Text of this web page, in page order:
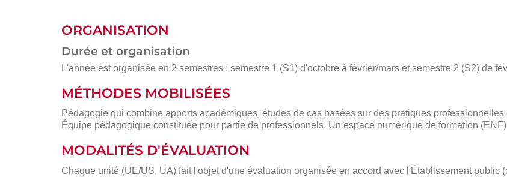
ORGANISATION
Durée et organisation
L'année est organisée en 2 semestres : semestre 1 (S1) d'octobre à février/mars et semestre 2 (S2) de
MÉTHODES MOBILISÉES
Pédagogie qui combine apports académiques, études de cas basées sur des pratiques
Équipe pédagogique constituée pour partie de professionnels. Un espace numérique de formation
MODALITÉS D'ÉVALUATION
Chaque unité (UE/US, UA) fait l'objet d'une évaluation organisée en accord avec l'Établissement public